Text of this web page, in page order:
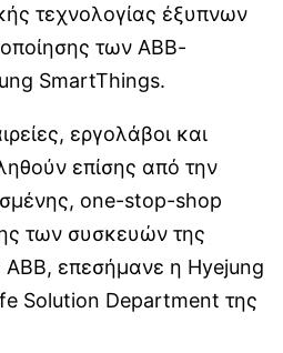
τεχνολογίας έξυπνων
των ABB-
SmartThings.
εργολάβοι και
επίσης από την
one-stop-shop
των συσκευών της
ABB, επεσήμανε η Hyejung
Solution Department της